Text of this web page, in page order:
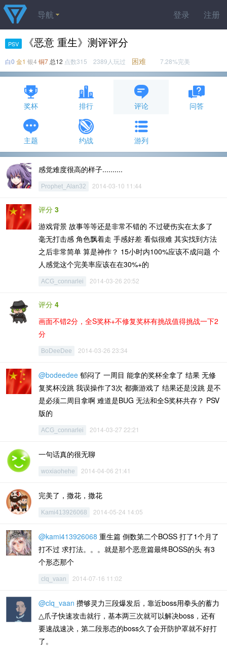
登录 注册
导航
PSV 《恶意 重生》测评评分
白0 金1 银4 铜7 总12 点数315 2389人玩过 困难 7.28%完美
奖杯 排行 评论 问答
主题 约战 游列
感觉难度很高的样子..........
Prophet_Alan32 2014-03-10 11:44
评分 3
游戏背景 故事等等还是非常不错的 不过硬伤实在太多了
毫无打击感 角色飘着走 手感好差 看似很难 其实找到方法
之后非常简单 算是神作？ 15小时内100%应该不成问题 个
人感觉这个完美率应该在在30%+的
ACG_connarlei 2014-03-26 20:52
评分 4
画面不错2分，全S奖杯+不修复奖杯有挑战值得挑战一下2
分
BoDeeDee 2014-03-26 23:34
@bodeedee 郁闷了 一周目 能拿的奖杯全拿了 结果 无修
复奖杯没跳 我误操作了3次 都撕游戏了 结果还是没跳 是不
是必须二周目拿啊 难道是BUG 无法和全S奖杯共存？ PSV
版的
ACG_connarlei 2014-03-27 22:21
一句话真的很无聊
woxiaohehe 2014-04-06 21:41
完美了，撒花，撒花
Kami413926068 2014-05-24 14:05
@kami413926068 重生篇 倒数第二个BOSS 打了1个月了
打不过 求打法。。。就是那个恶意篇最终BOSS的头 有3
个形态那个
clq_vaan 2014-07-16 11:02
@clq_vaan 攒够灵力三段爆发后，靠近boss用拳头的蓄力
△爪子快速攻击就行，基本两三次就可以解决boss，还有
要速战速决，第二段形态的boss久了会开防护罩就不好打
了。